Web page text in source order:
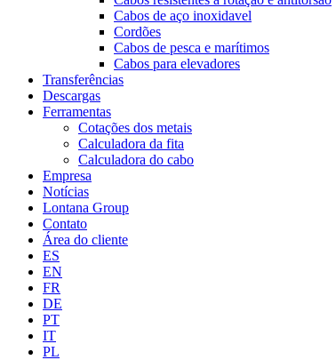
Cabos de aço inoxidavel
Cordões
Cabos de pesca e marítimos
Cabos para elevadores
Transferências
Descargas
Ferramentas
Cotações dos metais
Calculadora da fita
Calculadora do cabo
Empresa
Notícias
Lontana Group
Contato
Área do cliente
ES
EN
FR
DE
PT
IT
PL